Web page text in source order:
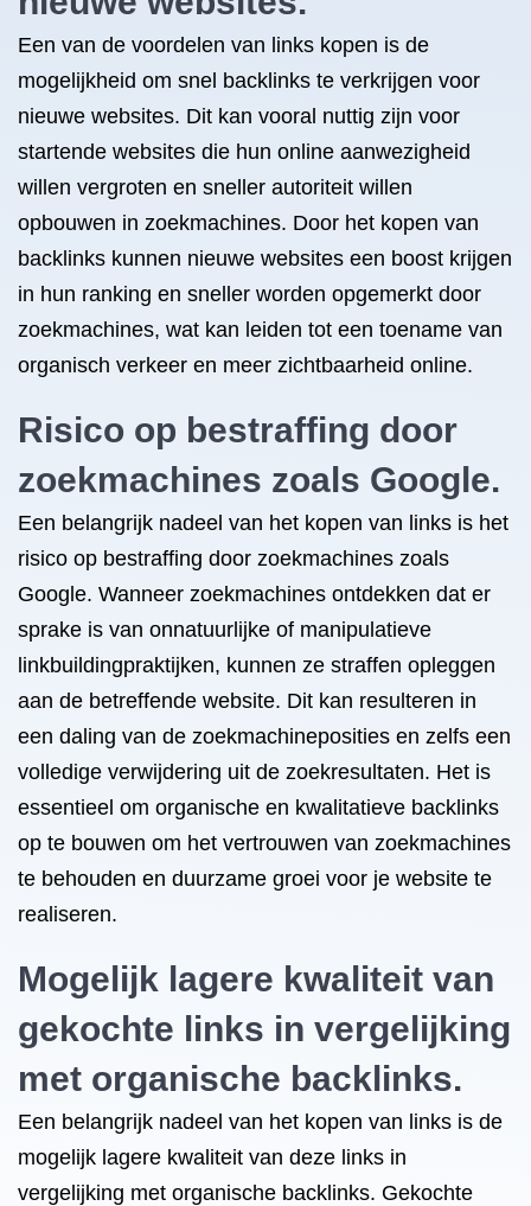
Een van de voordelen van links kopen is de
mogelijkheid om snel backlinks te verkrijgen voor
nieuwe websites. Dit kan vooral nuttig zijn voor
startende websites die hun online aanwezigheid
willen vergroten en sneller autoriteit willen
opbouwen in zoekmachines. Door het kopen van
backlinks kunnen nieuwe websites een boost krijgen
in hun ranking en sneller worden opgemerkt door
zoekmachines, wat kan leiden tot een toename van
organisch verkeer en meer zichtbaarheid online.
Risico op bestraffing door
zoekmachines zoals Google.
Een belangrijk nadeel van het kopen van links is het
risico op bestraffing door zoekmachines zoals
Google. Wanneer zoekmachines ontdekken dat er
sprake is van onnatuurlijke of manipulatieve
linkbuildingpraktijken, kunnen ze straffen opleggen
aan de betreffende website. Dit kan resulteren in
een daling van de zoekmachineposities en zelfs een
volledige verwijdering uit de zoekresultaten. Het is
essentieel om organische en kwalitatieve backlinks
op te bouwen om het vertrouwen van zoekmachines
te behouden en duurzame groei voor je website te
realiseren.
Mogelijk lagere kwaliteit van
gekochte links in vergelijking
met organische backlinks.
Een belangrijk nadeel van het kopen van links is de
mogelijk lagere kwaliteit van deze links in
vergelijking met organische backlinks. Gekochte